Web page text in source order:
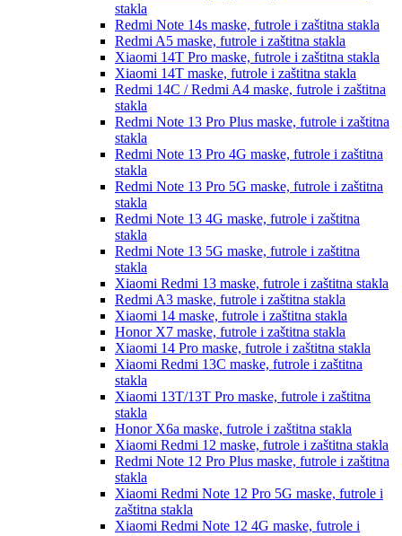
stakla
Redmi Note 14s maske, futrole i zaštitna stakla
Redmi A5 maske, futrole i zaštitna stakla
Xiaomi 14T Pro maske, futrole i zaštitna stakla
Xiaomi 14T maske, futrole i zaštitna stakla
Redmi 14C / Redmi A4 maske, futrole i zaštitna
stakla
Redmi Note 13 Pro Plus maske, futrole i zaštitna
stakla
Redmi Note 13 Pro 4G maske, futrole i zaštitna
stakla
Redmi Note 13 Pro 5G maske, futrole i zaštitna
stakla
Redmi Note 13 4G maske, futrole i zaštitna
stakla
Redmi Note 13 5G maske, futrole i zaštitna
stakla
Xiaomi Redmi 13 maske, futrole i zaštitna stakla
Redmi A3 maske, futrole i zaštitna stakla
Xiaomi 14 maske, futrole i zaštitna stakla
Honor X7 maske, futrole i zaštitna stakla
Xiaomi 14 Pro maske, futrole i zaštitna stakla
Xiaomi Redmi 13C maske, futrole i zaštitna
stakla
Xiaomi 13T/13T Pro maske, futrole i zaštitna
stakla
Honor X6a maske, futrole i zaštitna stakla
Xiaomi Redmi 12 maske, futrole i zaštitna stakla
Redmi Note 12 Pro Plus maske, futrole i zaštitna
stakla
Xiaomi Redmi Note 12 Pro 5G maske, futrole i
zaštitna stakla
Xiaomi Redmi Note 12 4G maske, futrole i